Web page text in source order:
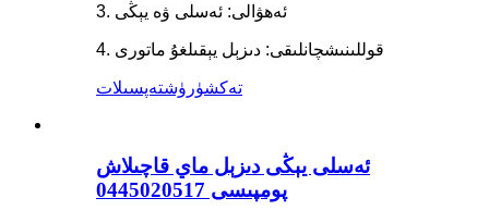
3. ئەھۋالى: ئەسلى ۋە يېڭى
4. قوللىنىشچانلىقى: دىزېل يېقىلغۇ ماتورى
تەكشۈرۈشتەپسىلات
ئەسلى يېڭى دىزېل ماي قاچىلاش
پومپىسى 0445020517